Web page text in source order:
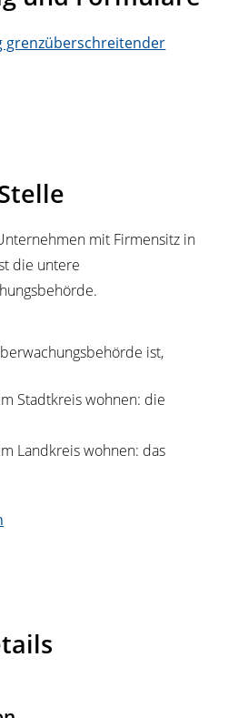
grenzüberschreitender
mit Firmensitz in
die untere
ist,
Stadtkreis wohnen: die
Landkreis wohnen: das